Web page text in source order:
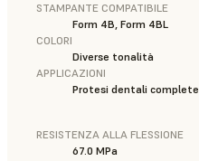
STAMPANTE COMPATIBILE
Form 4B, Form 4BL
COLORI
Diverse tonalità
APPLICAZIONI
Protesi dentali complete
RESISTENZA ALLA FLESSIONE
67.0 MPa